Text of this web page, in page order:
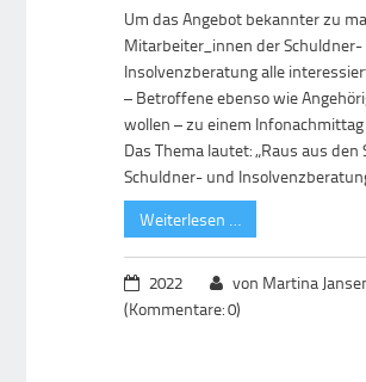
Um das Angebot bekannter zu
Mitarbeiter_innen der Schuldner-
Insolvenzberatung alle
– Betroffene ebenso wie
wollen – zu einem Infonachmittag
Das Thema lautet: „Raus aus den
Schuldner- und
Weiterlesen …
2022
von Martina
(Kommentare: 0)